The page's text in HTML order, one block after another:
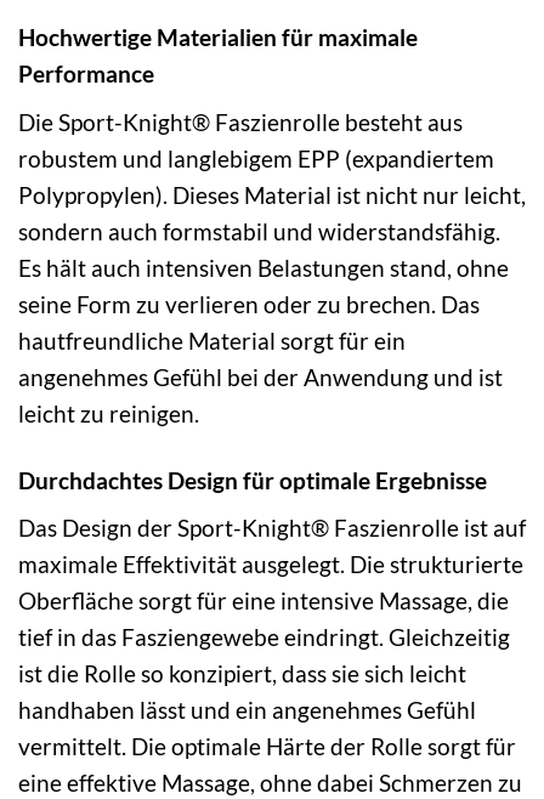
Hochwertige Materialien für maximale
Performance
Die Sport-Knight® Faszienrolle besteht aus
robustem und langlebigem EPP (expandiertem
Polypropylen). Dieses Material ist nicht nur leicht,
sondern auch formstabil und widerstandsfähig.
Es hält auch intensiven Belastungen stand, ohne
seine Form zu verlieren oder zu brechen. Das
hautfreundliche Material sorgt für ein
angenehmes Gefühl bei der Anwendung und ist
leicht zu reinigen.
Durchdachtes Design für optimale Ergebnisse
Das Design der Sport-Knight® Faszienrolle ist auf
maximale Effektivität ausgelegt. Die strukturierte
Oberfläche sorgt für eine intensive Massage, die
tief in das Fasziengewebe eindringt. Gleichzeitig
ist die Rolle so konzipiert, dass sie sich leicht
handhaben lässt und ein angenehmes Gefühl
vermittelt. Die optimale Härte der Rolle sorgt für
eine effektive Massage, ohne dabei Schmerzen zu